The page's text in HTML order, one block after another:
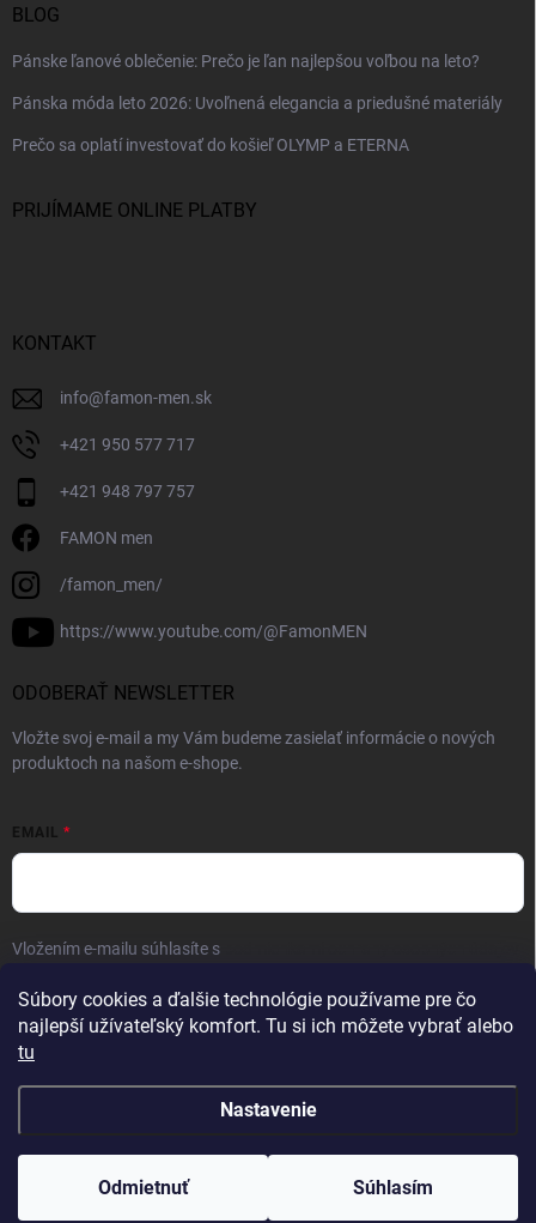
Súbory cookies a ďalšie technológie používame pre čo
najlepší užívateľský komfort. Tu si ich môžete vybrať alebo
tu
Nastavenie
Odmietnuť Súhlasím
BLOG
Pánske ľanové oblečenie: Prečo je ľan najlepšou voľbou na leto?
Pánska móda leto 2026: Uvoľnená elegancia a priedušné materiály
Prečo sa oplatí investovať do košieľ OLYMP a ETERNA
PRIJÍMAME ONLINE PLATBY
KONTAKT
info@famon-men.sk
+421 950 577 717
+421 948 797 757
FAMON men
/famon_men/
https://www.youtube.com/@FamonMEN
ODOBERAŤ NEWSLETTER
Vložte svoj e-mail a my Vám budeme zasielať informácie o nových
produktoch na našom e-shope.
EMAIL
Vložením e-mailu súhlasíte s
Prihlásiť sa
Vytvoril Shoptet
Copyright 2026 . Všetky práva vyhradené.